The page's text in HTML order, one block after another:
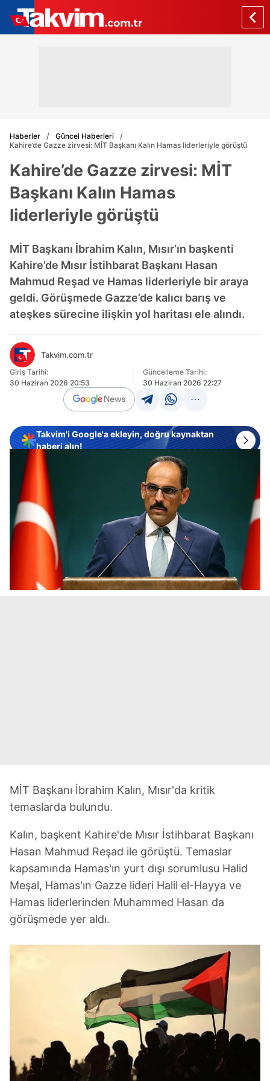
Haberler
Güncel Haberleri
Kahire’de Gazze zirvesi: MİT Başkanı Kalın Hamas liderleriyle görüştü
Kahire’de Gazze zirvesi: MİT
Başkanı Kalın Hamas
liderleriyle görüştü
MİT Başkanı İbrahim Kalın, Mısır’ın başkenti
Kahire’de Mısır İstihbarat Başkanı Hasan
Mahmud Reşad ve Hamas liderleriyle bir araya
geldi. Görüşmede Gazze’de kalıcı barış ve
ateşkes sürecine ilişkin yol haritası ele alındı.
Takvim.com.tr
Giriş Tarihi:
30 Haziran 2026 20:53
Güncelleme Tarihi:
30 Haziran 2026 22:27
Takvim'i Google'a ekleyin, doğru kaynaktan
haberi alın!
MİT Başkanı İbrahim Kalın, Mısır'da kritik
temaslarda bulundu.
Kalın, başkent Kahire'de Mısır İstihbarat Başkanı
Hasan Mahmud Reşad ile görüştü. Temaslar
kapsamında Hamas'ın yurt dışı sorumlusu Halid
Meşal, Hamas'ın Gazze lideri Halil el-Hayya ve
Hamas liderlerinden Muhammed Hasan da
görüşmede yer aldı.